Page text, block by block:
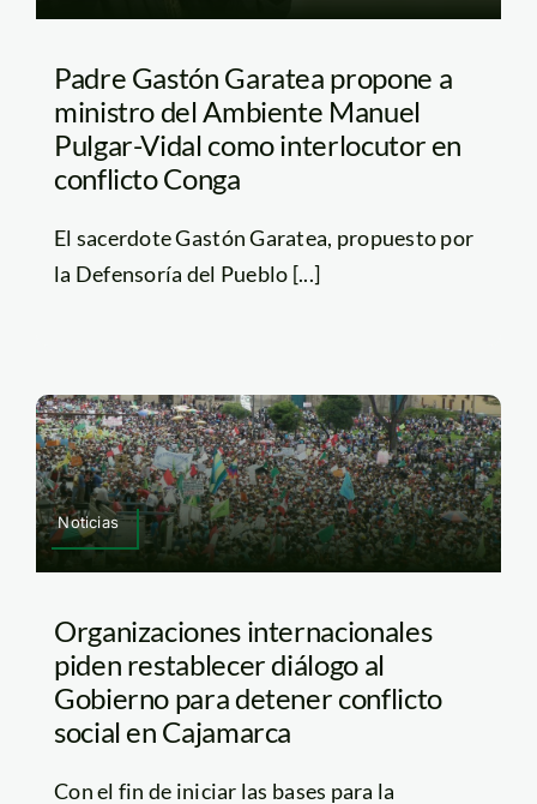
Padre Gastón Garatea propone a
ministro del Ambiente Manuel
Pulgar-Vidal como interlocutor en
conflicto Conga
El sacerdote Gastón Garatea, propuesto por
la Defensoría del Pueblo [...]
Noticias
Organizaciones internacionales
piden restablecer diálogo al
Gobierno para detener conflicto
social en Cajamarca
Con el fin de iniciar las bases para la